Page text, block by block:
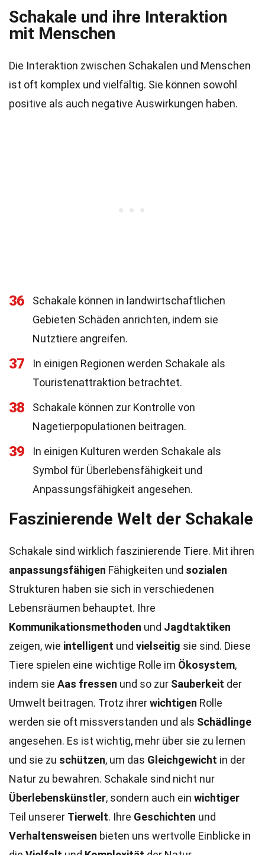
Schakale und ihre Interaktion
mit Menschen
Die Interaktion zwischen Schakalen und Menschen
ist oft komplex und vielfältig. Sie können sowohl
positive als auch negative Auswirkungen haben.
36
Schakale können in landwirtschaftlichen
Gebieten Schäden anrichten, indem sie
Nutztiere angreifen.
37
In einigen Regionen werden Schakale als
Touristenattraktion betrachtet.
38
Schakale können zur Kontrolle von
Nagetierpopulationen beitragen.
39
In einigen Kulturen werden Schakale als
Symbol für Überlebensfähigkeit und
Anpassungsfähigkeit angesehen.
Faszinierende Welt der Schakale
Schakale sind wirklich faszinierende Tiere. Mit ihren
anpassungsfähigen Fähigkeiten und sozialen
Strukturen haben sie sich in verschiedenen
Lebensräumen behauptet. Ihre
Kommunikationsmethoden und Jagdtaktiken
zeigen, wie intelligent und vielseitig sie sind. Diese
Tiere spielen eine wichtige Rolle im Ökosystem,
indem sie Aas fressen und so zur Sauberkeit der
Umwelt beitragen. Trotz ihrerwichtigen Rolle
werden sie oft missverstanden und als Schädlinge
angesehen. Es ist wichtig, mehr über sie zu lernen
und sie zu schützen, um das Gleichgewicht in der
Natur zu bewahren. Schakale sind nicht nur
Überlebenskünstler, sondern auch ein wichtiger
Teil unserer Tierwelt. Ihre Geschichten und
Verhaltensweisen bieten uns wertvolle Einblicke in